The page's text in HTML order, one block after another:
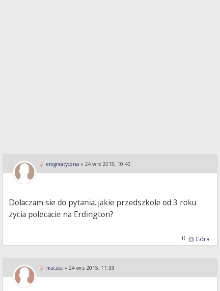
enigmatyczna » 24 wrz 2015, 10:40
Dolaczam sie do pytania..jakie przedszkole od 3 roku
zycia polecacie na Erdington?
Góra
0
maciaa » 24 wrz 2015, 11:33